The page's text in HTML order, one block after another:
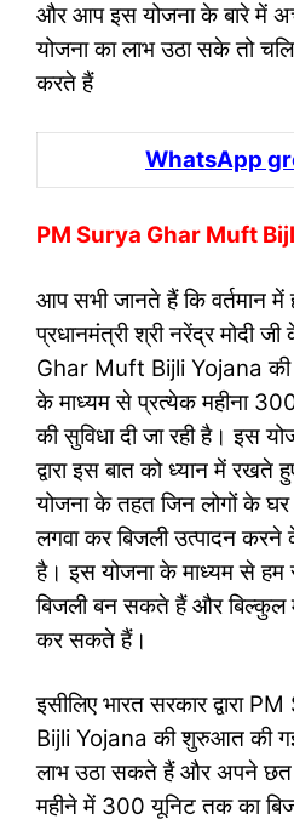
और आप इस योजना के बारे में
योजना का लाभ उठा सके तो
करते हैं
WhatsApp
PM Surya Ghar Muft
आप सभी जानते हैं कि वर्तमान में
प्रधानमंत्री श्री नरेंद्र मोदी
Ghar Muft Bijli Yojana की
के माध्यम से प्रत्येक महीना
की सुविधा दी जा रही है। इस
द्वारा इस बात को ध्यान में रखते
योजना के तहत जिन लोगों के
लगवा कर बिजली उत्पादन करने
है। इस योजना के माध्यम से हम
बिजली बन सकते हैं और बिल्कुल
कर सकते हैं।
इसीलिए भारत सरकार द्वारा
Bijli Yojana की शुरुआत की
लाभ उठा सकते हैं और अपने छत
महीने में 300 यूनिट तक का